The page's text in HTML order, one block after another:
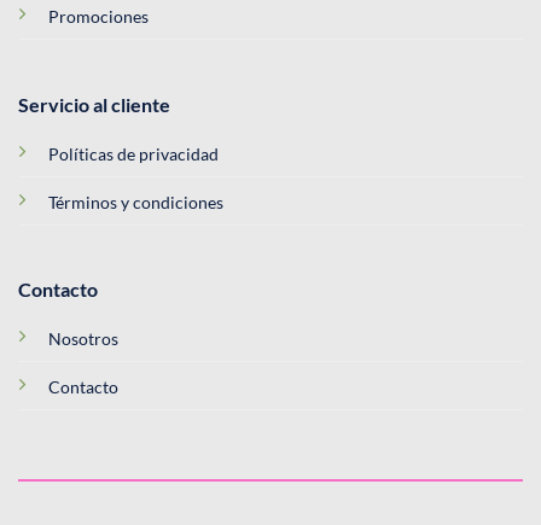
Promociones
Servicio al cliente
Políticas de privacidad
Términos y condiciones
Contacto
Nosotros
Contacto